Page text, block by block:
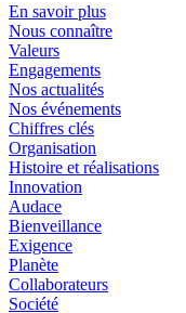
En savoir plus
Nous connaître
Valeurs
Engagements
Nos actualités
Nos événements
Chiffres clés
Organisation
Histoire et réalisations
Innovation
Audace
Bienveillance
Exigence
Planète
Collaborateurs
Société